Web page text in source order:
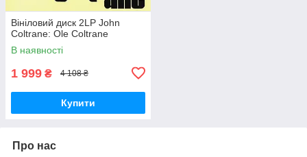
Вініловий диск 2LP John
Coltrane: Ole Coltrane
В наявності
1 999 ₴ 4 108 ₴
Купити
Про нас